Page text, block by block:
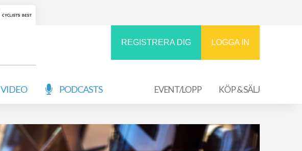
REGISTRERA DIG LOGGA IN
VIDEO PODCASTS EVENT/LOPP KÖP & SÄLJ